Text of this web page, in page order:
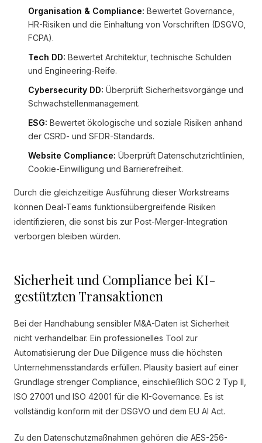
Organisation & Compliance: Bewertet Governance,
HR-Risiken und die Einhaltung von Vorschriften (DSGVO,
FCPA).
Tech DD: Bewertet Architektur, technische Schulden
und Engineering-Reife.
Cybersecurity DD: Überprüft Sicherheitsvorgänge und
Schwachstellenmanagement.
ESG: Bewertet ökologische und soziale Risiken anhand
der CSRD- und SFDR-Standards.
Website Compliance: Überprüft Datenschutzrichtlinien,
Cookie-Einwilligung und Barrierefreiheit.
Durch die gleichzeitige Ausführung dieser Workstreams
können Deal-Teams funktionsübergreifende Risiken
identifizieren, die sonst bis zur Post-Merger-Integration
verborgen bleiben würden.
Sicherheit und Compliance bei KI-
gestützten Transaktionen
Bei der Handhabung sensibler M&A-Daten ist Sicherheit
nicht verhandelbar. Ein professionelles Tool zur
Automatisierung der Due Diligence muss die höchsten
Unternehmensstandards erfüllen. Plausity basiert auf einer
Grundlage strenger Compliance, einschließlich SOC 2 Typ II,
ISO 27001 und ISO 42001 für die KI-Governance. Es ist
vollständig konform mit der DSGVO und dem EU AI Act.
Zu den Datenschutzmaßnahmen gehören die AES-256-